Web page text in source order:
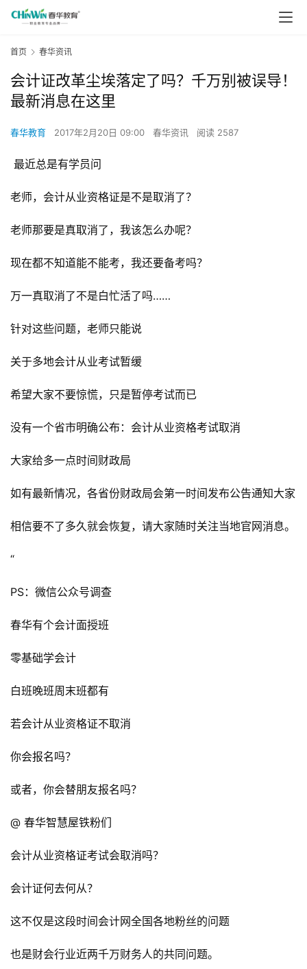
首页 春华资讯
会计证改革尘埃落定了吗？千万别被误导！
最新消息在这里
春华教育 2017年2月20日 09:00 春华资讯 阅读 2587
最近总是有学员问
老师，会计从业资格证是不是取消了？
老师那要是真取消了，我该怎么办呢？
现在都不知道能不能考，我还要备考吗？
万一真取消了不是白忙活了吗……
针对这些问题，老师只能说
关于多地会计从业考试暂缓
希望大家不要惊慌，只是暂停考试而已
没有一个省市明确公布：会计从业资格考试取消
大家给多一点时间财政局
如有最新情况，各省份财政局会第一时间发布公告通知大家
相信要不了多久就会恢复，请大家随时关注当地官网消息。
“
PS：微信公众号调查
春华有个会计面授班
零基础学会计
白班晚班周末班都有
若会计从业资格证不取消
你会报名吗？
或者，你会替朋友报名吗？
@ 春华智慧屋铁粉们
会计从业资格证考试会取消吗？
会计证何去何从？
这不仅是这段时间会计网全国各地粉丝的问题
也是财会行业近两千万财务人的共同问题。